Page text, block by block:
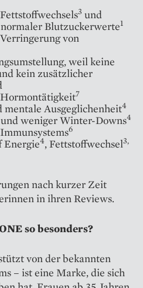
3 und
Blutzuckerwerte1
von
weil keine
kein zusätzlicher
7
mentale Ausgeglichenheit4
weniger Winter-Downs4
6
Energie4, Fettstoffwechsel3,
nach kurzer Zeit
in ihren Reviews.
so besonders?
von der bekannten
– ist eine Marke, die sich